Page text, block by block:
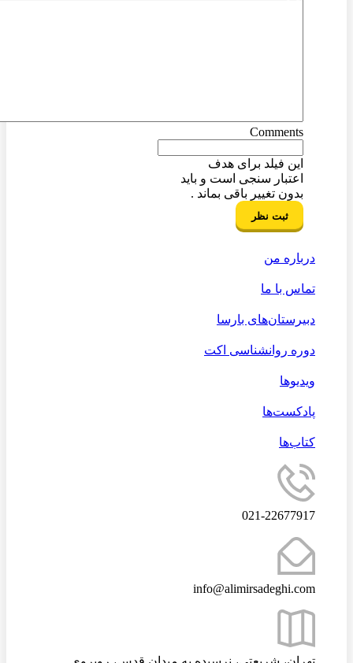
Comments
این فیلد برای هدف
اعتبار سنجی است و باید
بدون تغییر باقی بماند .
درباره من
تماس با ما
دبیرستان‌های بارسا
دوره روانشناسی اکت
ویدیوها
پادکست‌ها
کتاب‌ها
021-22677917
info@alimirsadeghi.com